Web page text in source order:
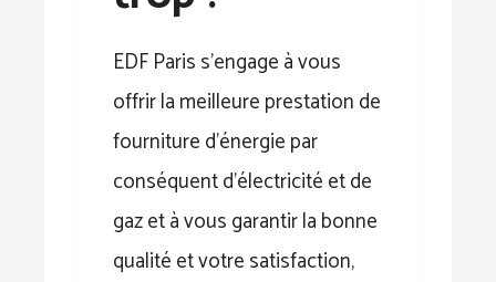
EDF Paris s’engage à vous
offrir la meilleure prestation de
fourniture d’énergie par
conséquent d’électricité et de
gaz et à vous garantir la bonne
qualité et votre satisfaction,